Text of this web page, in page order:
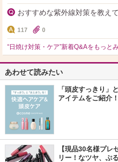
おすすめな紫外線対策を教え
117 0
“日焼け対策・ケア”新着Q&Aをもっと
あわせて読みたい
「頭皮すっきり」
アイテムをご紹介！
【現品30名様プレ
リー！なツヤ、ぷ